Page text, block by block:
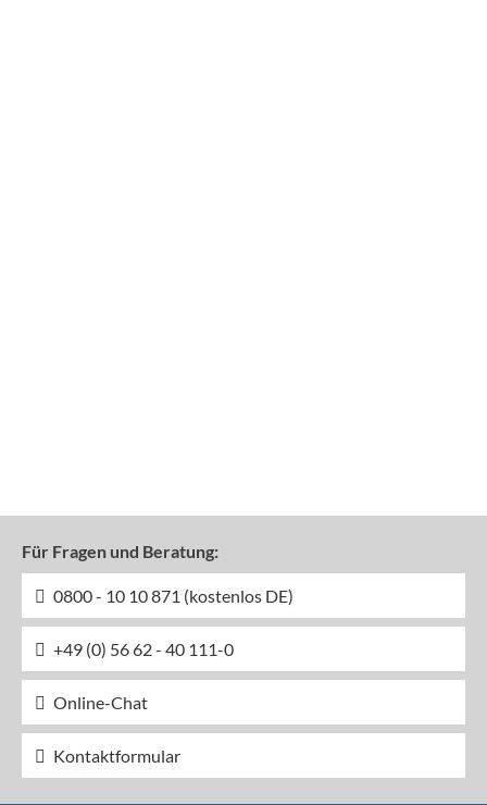
Für Fragen und Beratung:
0800 - 10 10 871 (kostenlos DE)
+49 (0) 56 62 - 40 111-0
Online-Chat
Kontaktformular